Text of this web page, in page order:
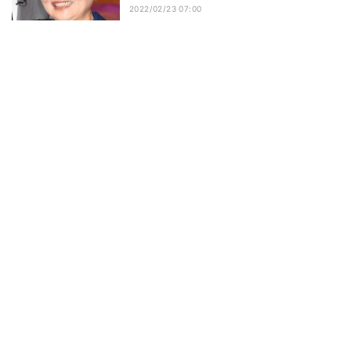
2022/02/23 07:00